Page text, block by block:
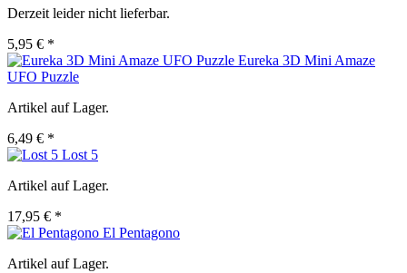
Derzeit leider nicht lieferbar.
5,95 € *
Eureka 3D Mini Amaze
UFO Puzzle
Artikel auf Lager.
6,49 € *
Lost 5
Artikel auf Lager.
17,95 € *
El Pentagono
Artikel auf Lager.